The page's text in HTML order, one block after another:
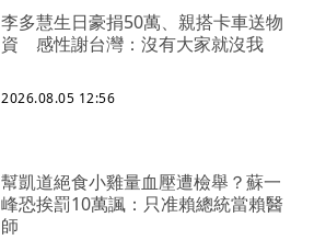
李多慧生日豪捐50萬、親搭卡車送物
資 感性謝台灣：沒有大家就沒我
2026.08.05 12:56
幫凱道絕食小雞量血壓遭檢舉？蘇一
峰恐挨罰10萬諷：只准賴總統當賴醫
師